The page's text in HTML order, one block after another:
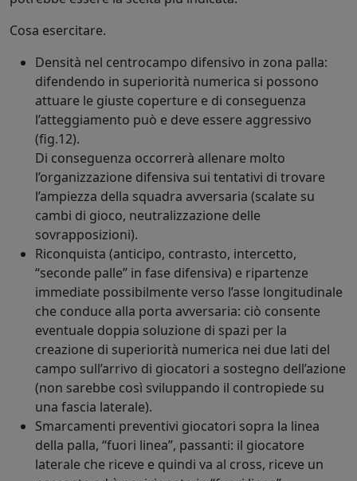
Cosa esercitare.
Densità nel centrocampo difensivo in zona palla:
difendendo in superiorità numerica si possono
attuare le giuste coperture e di conseguenza
l’atteggiamento può e deve essere aggressivo
(fig.12).
Di conseguenza occorrerà allenare molto
l’organizzazione difensiva sui tentativi di trovare
l’ampiezza della squadra avversaria (scalate su
cambi di gioco, neutralizzazione delle
sovrapposizioni).
Riconquista (anticipo, contrasto, intercetto,
“seconde palle” in fase difensiva) e ripartenze
immediate possibilmente verso l’asse longitudinale
che conduce alla porta avversaria: ciò consente
eventuale doppia soluzione di spazi per la
creazione di superiorità numerica nei due lati del
campo sull’arrivo di giocatori a sostegno dell’azione
(non sarebbe così sviluppando il contropiede su
una fascia laterale).
Smarcamenti preventivi giocatori sopra la linea
della palla, “fuori linea”, passanti: il giocatore
laterale che riceve e quindi va al cross, riceve un